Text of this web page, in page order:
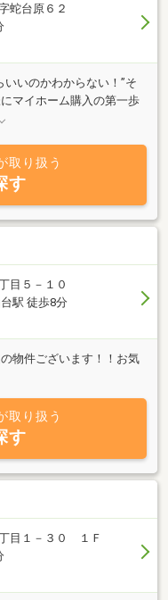
蛇台原６２
いのかわからない！”そ
マイホーム購入の第一歩
で、おうち探しをトータ
ります。おうちのことな
取り扱う
す
目５－１０
駅 徒歩8分
物件ございます！！お気
取り扱う
す
目１－３０ １Ｆ